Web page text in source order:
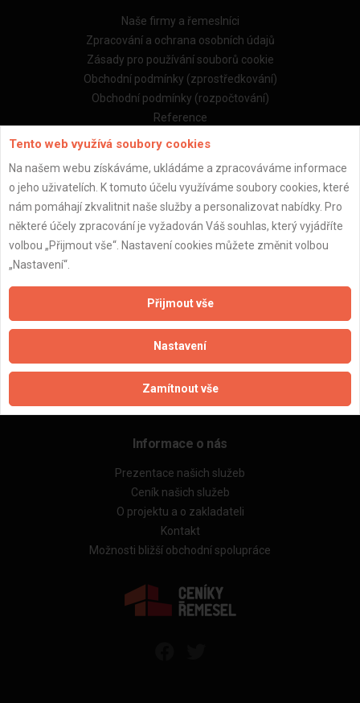
Naše firmy a řemeslníci
Zpracování a ochrana osobních údajů
Zásady pro používání souborů cookie
Obchodní podmínky (zprostředkování)
Obchodní podmínky (rozpočtování)
Reference
Naše excelové tabulky online
Naše služby
Servis pro stavební firmy
Zprostředkování řemeslníků
Zprostředkování samotných prací
Kalkulačka rekonstrukce bytu
Kalkulačka rekonstrukce domu
Kalkulačka stavby domu
Rekonstrukce bytů
Stavby a rekonstrukce domů
Technická videokonzultace
Informace o nás
Prezentace našich služeb
Ceník našich služeb
O projektu a o zakladateli
Kontakt
Možnosti bližší obchodní spolupráce
Tento web využívá soubory cookies
Na našem webu získáváme, ukládáme a zpracováváme informace
o jeho uživatelích. K tomuto účelu využíváme soubory cookies, které
nám pomáhají zkvalitnit naše služby a personalizovat nabídky. Pro
některé účely zpracování je vyžadován Váš souhlas, který vyjádříte
volbou „Přijmout vše“. Nastavení cookies můžete změnit volbou
„Nastavení“.
Přijmout vše
Nastavení
Zamítnout vše